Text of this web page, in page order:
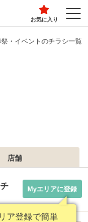
お気に入り
・イベントのチラシ一覧
店舗
ア登録で簡単
Myエリアに登録